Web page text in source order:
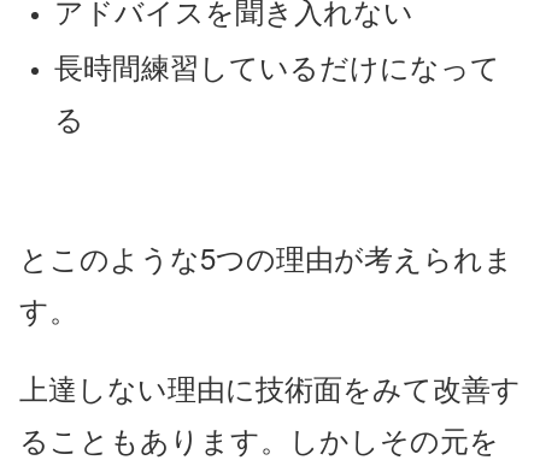
アドバイスを聞き入れない
長時間練習しているだけになって
る
とこのような5つの理由が考えられま
す。
上達しない理由に技術面をみて改善す
ることもあります。しかしその元を